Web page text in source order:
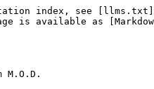
index, see
is available as